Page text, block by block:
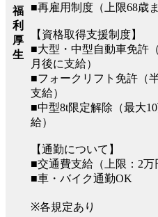
福
利
厚
生
■再雇用制度（上限68歳ま
【資格取得支援制度】
■大型・中型自動車免許
月後に支給）
■フォークリフト免許（
支給）
■中型8t限定解除（最大
給）
【通勤について】
■交通費支給（上限：2万
■車・バイク通勤OK
※各規定あり